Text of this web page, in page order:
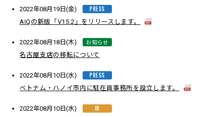
2022年08月19日(金) PRESS
AIQの新版「V15.2」をリリースします。
2022年08月18日(木) お知らせ
名古屋支店の移転について
2022年08月10日(水) PRESS
ベトナム・ハノイ市内に駐在員事務所を設立します。
2022年08月10日(水) IR